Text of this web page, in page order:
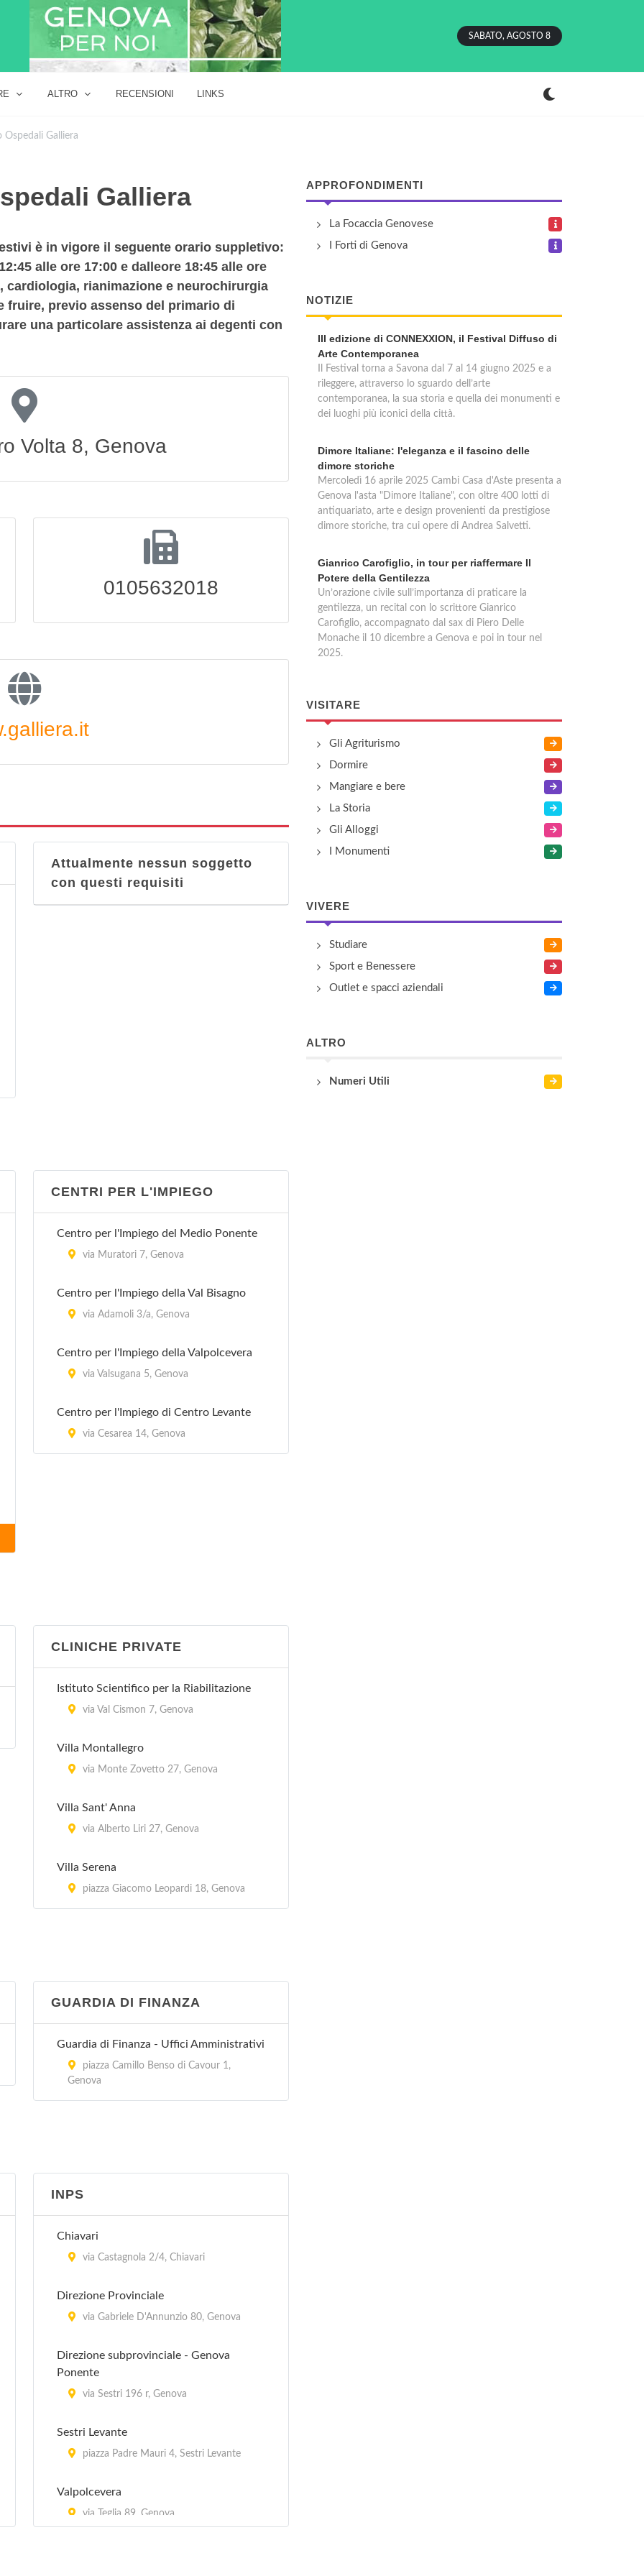
SABATO, AGOSTO 8
ALTRO RECENSIONI LINKS
Ospedali Galliera
Galliera
è in vigore il seguente orario suppletivo:
alle ore 17:00 e dalleore 18:45 alle ore
rianimazione e neurochirurgia
previo assenso del primario di
una particolare assistenza ai degenti con
Volta 8, Genova
0105632018
Attualmente nessun soggetto
con questi requisiti
CENTRI PER L'IMPIEGO
Centro per l'Impiego del Medio Ponente
via Muratori 7, Genova
Centro per l'Impiego della Val Bisagno
via Adamoli 3/a, Genova
Centro per l'Impiego della Valpolcevera
via Valsugana 5, Genova
Centro per l'Impiego di Centro Levante
via Cesarea 14, Genova
CLINICHE PRIVATE
Istituto Scientifico per la Riabilitazione
via Val Cismon 7, Genova
Villa Montallegro
via Monte Zovetto 27, Genova
Villa Sant' Anna
via Alberto Liri 27, Genova
Villa Serena
piazza Giacomo Leopardi 18, Genova
GUARDIA DI FINANZA
Guardia di Finanza - Uffici Amministrativi
piazza Camillo Benso di Cavour 1,
Genova
INPS
Chiavari
via Castagnola 2/4, Chiavari
Direzione Provinciale
via Gabriele D'Annunzio 80, Genova
Direzione subprovinciale - Genova
Ponente
via Sestri 196 r, Genova
Sestri Levante
piazza Padre Mauri 4, Sestri Levante
Valpolcevera
via Teglia 89, Genova
APPROFONDIMENTI
La Focaccia Genovese
I Forti di Genova
NOTIZIE
III edizione di CONNEXXION, il Festival Diffuso di
Arte Contemporanea
Il Festival torna a Savona dal 7 al 14 giugno 2025 e a
rileggere, attraverso lo sguardo dell’arte
contemporanea, la sua storia e quella dei monumenti e
dei luoghi più iconici della città.
Dimore Italiane: l'eleganza e il fascino delle
dimore storiche
Mercoledì 16 aprile 2025 Cambi Casa d'Aste presenta a
Genova l'asta "Dimore Italiane", con oltre 400 lotti di
antiquariato, arte e design provenienti da prestigiose
dimore storiche, tra cui opere di Andrea Salvetti.
Gianrico Carofiglio, in tour per riaffermare Il
Potere della Gentilezza
Un’orazione civile sull’importanza di praticare la
gentilezza, un recital con lo scrittore Gianrico
Carofiglio, accompagnato dal sax di Piero Delle
Monache il 10 dicembre a Genova e poi in tour nel
2025.
VISITARE
Gli Agriturismo
Dormire
Mangiare e bere
La Storia
Gli Alloggi
I Monumenti
VIVERE
Studiare
Sport e Benessere
Outlet e spacci aziendali
ALTRO
Numeri Utili